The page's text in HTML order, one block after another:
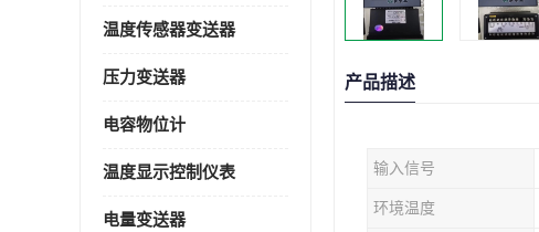
温度传感器变送器
压力变送器
电容物位计
温度显示控制仪表
电量变送器
产品描述
输入信号
环境温度